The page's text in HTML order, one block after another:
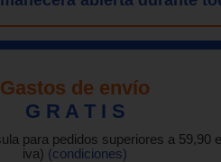
Gastos de envío
G R A T I S
para pedidos superiores a 59,90
iva) (condiciones)